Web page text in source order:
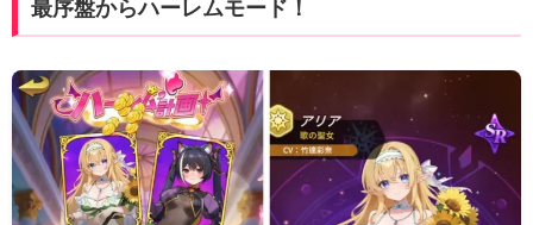
最序盤からハーレムモード！